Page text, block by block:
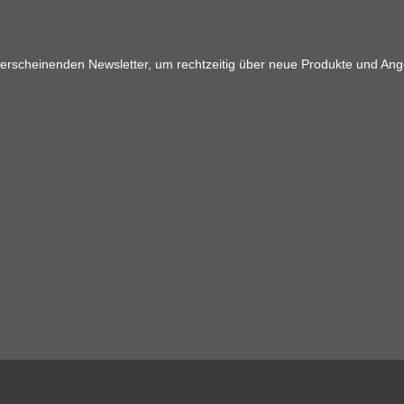
Newsletter, um rechtzeitig über neue Produkte und